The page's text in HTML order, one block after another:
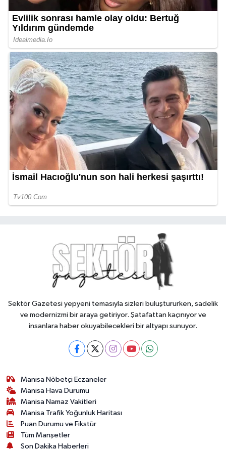
Sektör Gazetesi yepyeni temasıyla sizleri buluştururken, sadelik
ve modernizmi bir araya getiriyor. Şatafattan kaçınıyor ve
insanlara haber okuyabilecekleri bir altyapı sunuyor.
Manisa Nöbetçi Eczaneler
Manisa Hava Durumu
Manisa Namaz Vakitleri
Manisa Trafik Yoğunluk Haritası
Puan Durumu ve Fikstür
Tüm Manşetler
Son Dakika Haberleri